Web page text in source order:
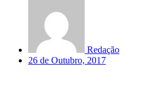
Redação
26 de Outubro, 2017